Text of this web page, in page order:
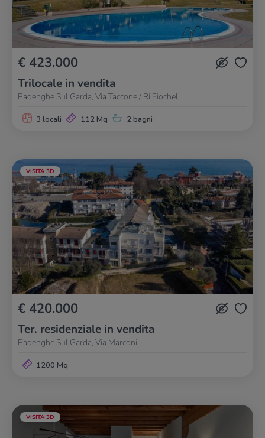
€ 423.000
Trilocale in vendita
Padenghe Sul Garda, Via Taccone / Ri Fiochel
3 locali 112 Mq 2 bagni
VISITA 3D
€ 420.000
Ter. residenziale in vendita
Padenghe Sul Garda, Via Marconi
1200 Mq
VISITA 3D